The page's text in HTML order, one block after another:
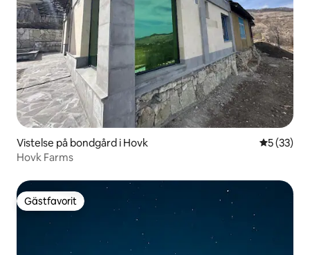
Vistelse på bondgård i Hovk 5 av 5 i
5 (33)
Hovk Farms
Gästfavorit
Gästfavorit